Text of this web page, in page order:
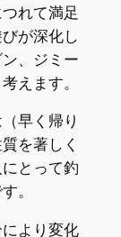
れて満足
が深化し
、ジミー
えます。
早く帰り
を著しく
とって釣
。
より変化